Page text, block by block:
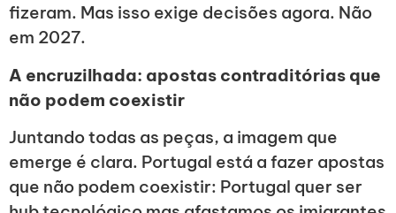
fizeram. Mas isso exige decisões agora. Não
em 2027.
A encruzilhada: apostas contraditórias que
não podem coexistir
Juntando todas as peças, a imagem que
emerge é clara. Portugal está a fazer apostas
que não podem coexistir: Portugal quer ser